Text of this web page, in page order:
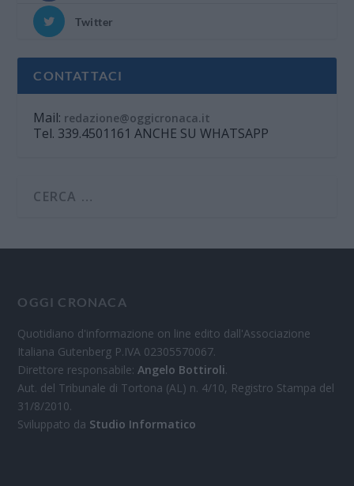
Twitter
CONTATTACI
Mail: redazione@oggicronaca.it
Tel. 339.4501161 ANCHE SU WHATSAPP
OGGI CRONACA
Quotidiano d'informazione on line edito dall'Associazione
Italiana Gutenberg P.IVA 02305570067.
Direttore responsabile:Angelo Bottiroli.
Aut. del Tribunale di Tortona (AL) n. 4/10, Registro Stampa del
31/8/2010.
Sviluppato da Studio Informatico